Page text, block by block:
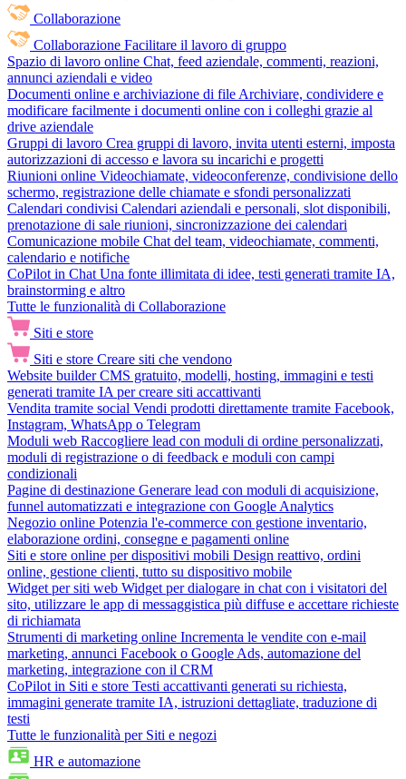
Collaborazione
Collaborazione Facilitare il lavoro di gruppo
Spazio di lavoro online Chat, feed aziendale, commenti, reazioni,
annunci aziendali e video
Documenti online e archiviazione di file Archiviare, condividere e
modificare facilmente i documenti online con i colleghi grazie al
drive aziendale
Gruppi di lavoro Crea gruppi di lavoro, invita utenti esterni, imposta
autorizzazioni di accesso e lavora su incarichi e progetti
Riunioni online Videochiamate, videoconferenze, condivisione dello
schermo, registrazione delle chiamate e sfondi personalizzati
Calendari condivisi Calendari aziendali e personali, slot disponibili,
prenotazione di sale riunioni, sincronizzazione dei calendari
Comunicazione mobile Chat del team, videochiamate, commenti,
calendario e notifiche
CoPilot in Chat Una fonte illimitata di idee, testi generati tramite IA,
brainstorming e altro
Tutte le funzionalità di Collaborazione
Siti e store
Siti e store Creare siti che vendono
Website builder CMS gratuito, modelli, hosting, immagini e testi
generati tramite IA per creare siti accattivanti
Vendita tramite social Vendi prodotti direttamente tramite Facebook,
Instagram, WhatsApp o Telegram
Moduli web Raccogliere lead con moduli di ordine personalizzati,
moduli di registrazione o di feedback e moduli con campi
condizionali
Pagine di destinazione Generare lead con moduli di acquisizione,
funnel automatizzati e integrazione con Google Analytics
Negozio online Potenzia l'e-commerce con gestione inventario,
elaborazione ordini, consegne e pagamenti online
Siti e store online per dispositivi mobili Design reattivo, ordini
online, gestione clienti, tutto su dispositivo mobile
Widget per siti web Widget per dialogare in chat con i visitatori del
sito, utilizzare le app di messaggistica più diffuse e accettare richieste
di richiamata
Strumenti di marketing online Incrementa le vendite con e-mail
marketing, annunci Facebook o Google Ads, automazione del
marketing, integrazione con il CRM
CoPilot in Siti e store Testi accattivanti generati su richiesta,
immagini generate tramite IA, istruzioni dettagliate, traduzione di
testi
Tutte le funzionalità per Siti e negozi
HR e automazione